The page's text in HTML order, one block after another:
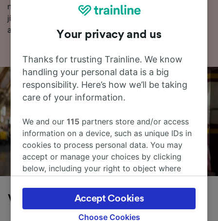
najdete naše jízdní řády, tipy na rezervaci levných
jízdenek a naše často kladené otázky, včetně prvních
a posledních odjezdů vlaků.
Vlaky z Napoli Centrale do Caserta
Your privacy and us
Thanks for trusting Trainline. We know
handling your personal data is a big
responsibility. Here’s how we’ll be taking
care of your information.
We and our115 partners store and/or access
information on a device, such as unique IDs in
cookies to process personal data. You may
accept or manage your choices by clicking
below, including your right to object where
the privacy policy page. These choices will be
signaled to our partners and will not affect
browsing data. Your data will not be used for
Choose Cookies
Accept Cookies